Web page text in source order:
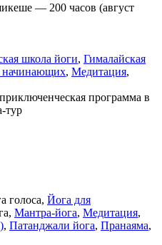
— 200 часов (август
школа йоги, Гималайская
начинающих, Медитация,
программа в
тур
голоса, Йога для
Мантра-йога, Медитация,
, Патанджали йога, Пранаяма,